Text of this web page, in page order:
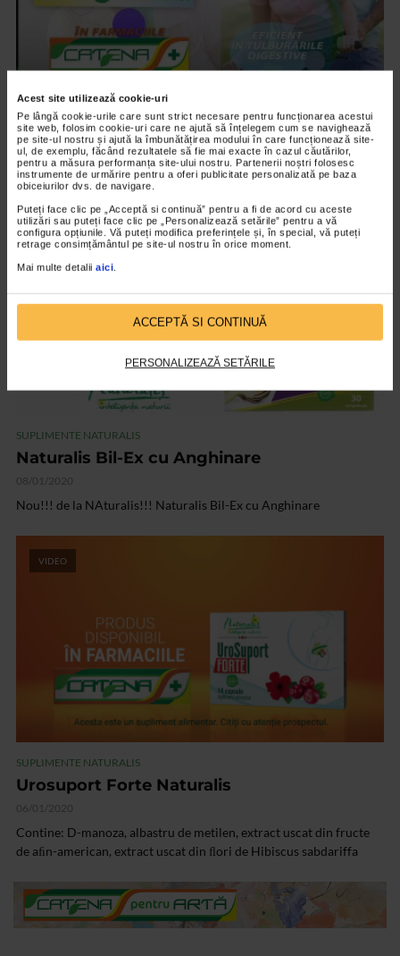
Acest site utilizează cookie-uri
Pe lângă cookie-urile care sunt strict necesare pentru funcționarea acestui
site web, folosim cookie-uri care ne ajută să înțelegem cum se navighează
pe site-ul nostru și ajută la îmbunătățirea modului în care funcționează site-
ul, de exemplu, făcând rezultatele să fie mai exacte în cazul căutărilor,
pentru a măsura performanța site-ului nostru. Partenerii noștri folosesc
instrumente de urmărire pentru a oferi publicitate personalizată pe baza
obiceiurilor dvs. de navigare.
Puteți face clic pe „Acceptă si continuă” pentru a fi de acord cu aceste
utilizări sau puteți face clic pe „Personalizează setările” pentru a vă
configura opțiunile. Vă puteți modifica preferințele și, în special, vă puteți
retrage consimțământul pe site-ul nostru în orice moment.
Mai multe detalii aici.
ACCEPTĂ SI CONTINUĂ
PERSONALIZEAZĂ SETĂRILE
SUPLIMENTE NATURALIS
Efi-Digest de la Naturalis
08/01/2020
Cu ce tratam problemele digestive?
VIDEO
SUPLIMENTE NATURALIS
Naturalis Bil-Ex cu Anghinare
08/01/2020
Nou!!! de la NAturalis!!! Naturalis Bil-Ex cu Anghinare
VIDEO
SUPLIMENTE NATURALIS
Urosuport Forte Naturalis
06/01/2020
Contine: D-manoza, albastru de metilen, extract uscat din fructe
de aﬁn-american, extract uscat din ﬂori de Hibiscus sabdariffa